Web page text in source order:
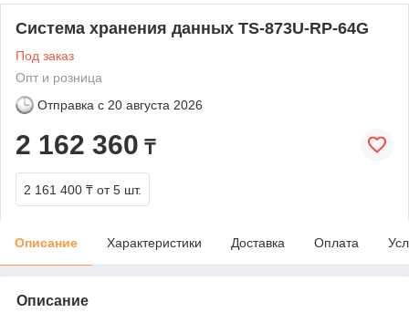
Система хранения данных TS-873U-RP-64G
Под заказ
Опт и розница
Отправка с 20 августа 2026
2 162 360 ₸
2 161 400 ₸ от 5 шт.
Описание Характеристики Доставка Оплата
Описание